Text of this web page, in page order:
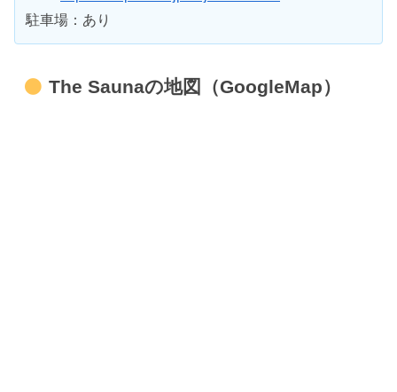
駐車場：あり
The Saunaの地図（GoogleMap）